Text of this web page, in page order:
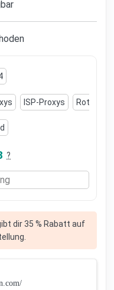
ISP-Proxys
?
dir 35 % Rabatt auf